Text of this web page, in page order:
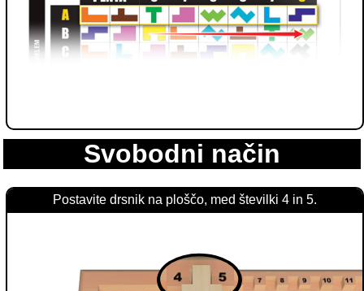
Svobodni način
Postavite drsnik na ploščo, med številki 4 in 5.